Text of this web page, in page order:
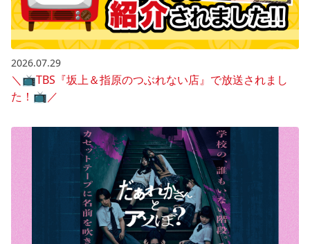
2026.07.29
＼📺️TBS『坂上＆指原のつぶれない店』で放送されまし
た！📺️／